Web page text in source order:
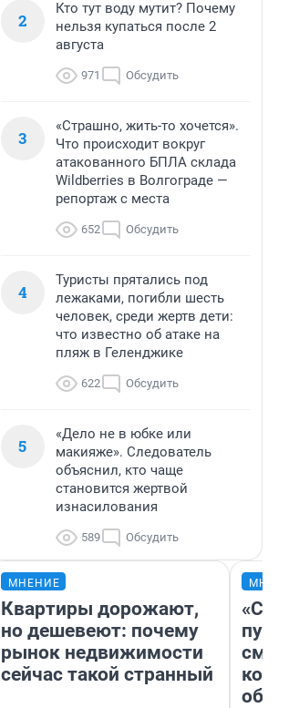
2
Кто тут воду мутит? Почему
нельзя купаться после 2
августа
971 Обсудить
3
«Страшно, жить-то хочется».
Что происходит вокруг
атакованного БПЛА склада
Wildberries в Волгограде —
репортаж с места
652 Обсудить
4
Туристы прятались под
лежаками, погибли шесть
человек, среди жертв дети:
что известно об атаке на
пляж в Геленджике
622 Обсудить
5
«Дело не в юбке или
макияже». Следователь
объяснил, кто чаще
становится жертвой
изнасилования
589 Обсудить
МНЕНИЕ
Квартиры дорожают,
но дешевеют: почему
рынок недвижимости
сейчас такой странный